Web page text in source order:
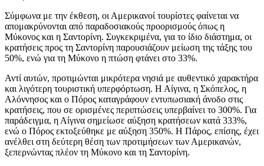
Σύμφωνα με την έκθεση, οι Αμερικανοί τουρίστες φαίνεται να
απομακρύνονται από παραδοσιακούς προορισμούς όπως η
Μύκονος και η Σαντορίνη. Συγκεκριμένα, για το ίδιο διάστημα, οι
κρατήσεις προς τη Σαντορίνη παρουσιάζουν μείωση της τάξης του
50%, ενώ για τη Μύκονο η πτώση φτάνει στο 33%.
Αντί αυτών, προτιμώνται μικρότερα νησιά με αυθεντικό χαρακτήρα
και λιγότερη τουριστική υπερφόρτωση. Η Αίγινα, η Σκόπελος, η
Αλόννησος και ο Πόρος καταγράφουν εντυπωσιακή άνοδο στις
κρατήσεις, που σε ορισμένες περιπτώσεις υπερβαίνει το 300%. Για
παράδειγμα, η Αίγινα σημείωσε αύξηση κρατήσεων κατά 333%,
ενώ ο Πόρος εκτοξεύθηκε με αύξηση 350%. Η Πάρος, επίσης, έχει
ανέλθει στη δεύτερη θέση των προτιμήσεων των Αμερικανών,
ξεπερνώντας πλέον τη Μύκονο και τη Σαντορίνη.